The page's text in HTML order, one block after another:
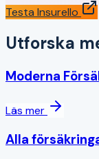
Testa Insurello
Utforska
Moderna
Läs mer
Alla